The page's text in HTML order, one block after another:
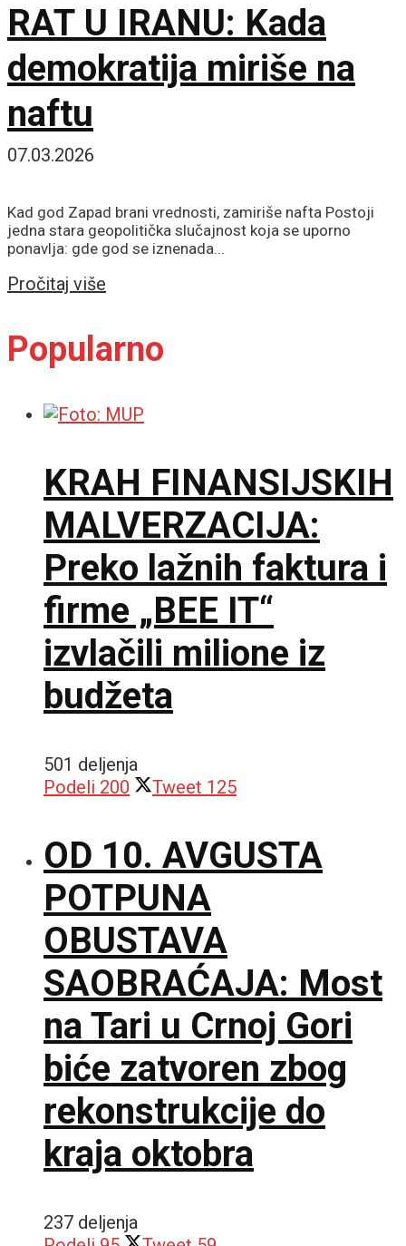
RAT U IRANU: Kada
demokratija miriše na
naftu
07.03.2026
Kad god Zapad brani vrednosti, zamiriše nafta Postoji
jedna stara geopolitička slučajnost koja se uporno
ponavlja: gde god se iznenada...
Pročitaj više
Popularno
KRAH FINANSIJSKIH
MALVERZACIJA:
Preko lažnih faktura i
firme „BEE IT“
izvlačili milione iz
budžeta
501 deljenja
Podeli 200 Tweet 125
OD 10. AVGUSTA
POTPUNA
OBUSTAVA
SAOBRAĆAJA: Most
na Tari u Crnoj Gori
biće zatvoren zbog
rekonstrukcije do
kraja oktobra
237 deljenja